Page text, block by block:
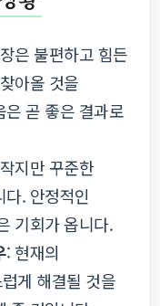
은 불편하고 힘든
아올 것을
은 곧 좋은 결과로
지만 꾸준한
. 안정적인
기회가 옵니다.
: 현재의
게 해결될 것을